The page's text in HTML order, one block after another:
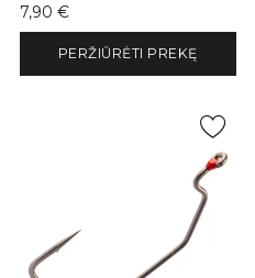
Kaina
7,90 €
PERŽIŪRĖTI PREKĘ